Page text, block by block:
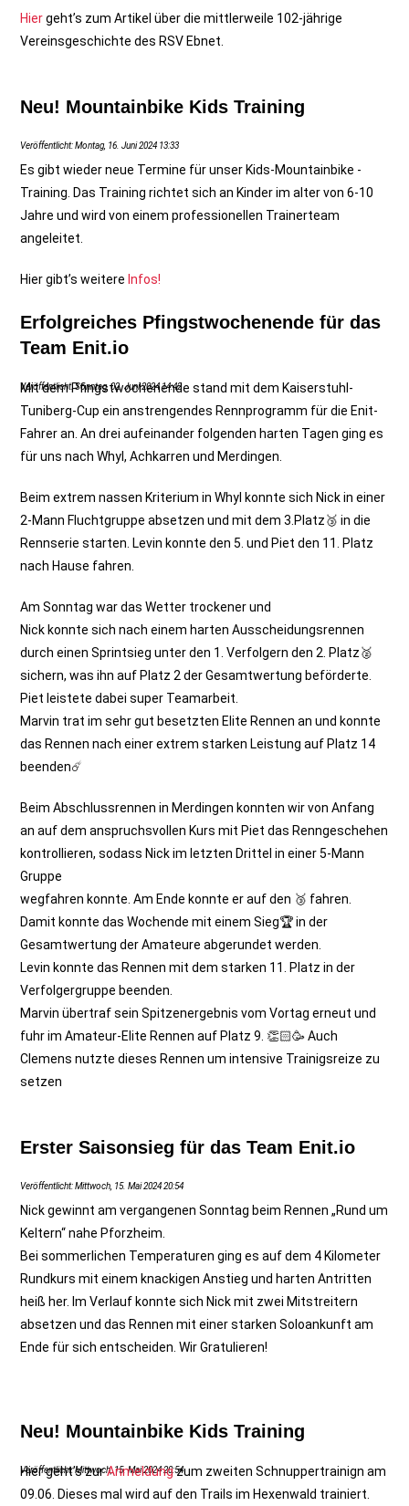
Hiergeht’s zum Artikel über die mittlerweile 102-jährige
Vereinsgeschichte des RSV Ebnet.
Neu! Mountainbike Kids Training
Veröffentlicht: Montag, 16. Juni 2024 13:33
Es gibt wieder neue Termine für unser Kids-Mountainbike -
Training. Das Training richtet sich an Kinder im alter von 6-10
Jahre und wird von einem professionellen Trainerteam
angeleitet.
Hier gibt’s weitereInfos!
Erfolgreiches Pfingstwochenende für das
Team Enit.io
Veröffentlicht: Sonntag, 02. Juni 2024 14:42
Mit dem Pfingstwochenende stand mit dem Kaiserstuhl-
Tuniberg-Cup ein anstrengendes Rennprogramm für die Enit-
Fahrer an. An drei aufeinander folgenden harten Tagen ging es
für uns nach Whyl, Achkarren und Merdingen.
Beim extrem nassen Kriterium in Whyl konnte sich Nick in einer
2-Mann Fluchtgruppe absetzen und mit dem 3.Platz🥉 in die
Rennserie starten. Levin konnte den 5. und Piet den 11. Platz
nach Hause fahren.
Am Sonntag war das Wetter trockener und
Nick konnte sich nach einem harten Ausscheidungsrennen
durch einen Sprintsieg unter den 1. Verfolgern den 2. Platz🥈
sichern, was ihn auf Platz 2 der Gesamtwertung beförderte.
Piet leistete dabei super Teamarbeit.
Marvin trat im sehr gut besetzten Elite Rennen an und konnte
das Rennen nach einer extrem starken Leistung auf Platz 14
beenden☄️
Beim Abschlussrennen in Merdingen konnten wir von Anfang
an auf dem anspruchsvollen Kurs mit Piet das Renngeschehen
kontrollieren, sodass Nick im letzten Drittel in einer 5-Mann
Gruppe
wegfahren konnte. Am Ende konnte er auf den 🥉 fahren.
Damit konnte das Wochende mit einem Sieg🏆 in der
Gesamtwertung der Amateure abgerundet werden.
Levin konnte das Rennen mit dem starken 11. Platz in der
Verfolgergruppe beenden.
Marvin übertraf sein Spitzenergebnis vom Vortag erneut und
fuhr im Amateur-Elite Rennen auf Platz 9. 👏🏻🥳 Auch
Clemens nutzte dieses Rennen um intensive Trainigsreize zu
setzen
Erster Saisonsieg für das Team Enit.io
Veröffentlicht: Mittwoch, 15. Mai 2024 20:54
Nick gewinnt am vergangenen Sonntag beim Rennen „Rund um
Keltern“ nahe Pforzheim.
Bei sommerlichen Temperaturen ging es auf dem 4 Kilometer
Rundkurs mit einem knackigen Anstieg und harten Antritten
heiß her. Im Verlauf konnte sich Nick mit zwei Mitstreitern
absetzen und das Rennen mit einer starken Soloankunft am
Ende für sich entscheiden. Wir Gratulieren!
Neu! Mountainbike Kids Training
Veröffentlicht: Mittwoch, 15. Mai 2024 20:54
Hier geht’s zurAnmeldungzum zweiten Schnuppertrainign am
09.06. Dieses mal wird auf den Trails im Hexenwald trainiert.